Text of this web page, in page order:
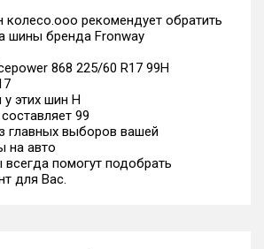
колесо.ооо рекомендует обратить
шины бренда Fronway
868 225/60 R17 99H
этих шин H
99
главных выборов вашей
на авто
помогут подобрать
для Вас.